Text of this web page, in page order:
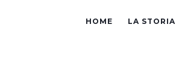
HOME LA STORIA